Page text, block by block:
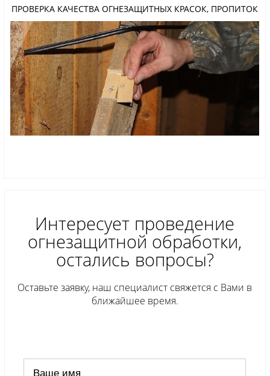
ПРОВЕРКА КАЧЕСТВА ОГНЕЗАЩИТНЫХ КРАСОК, ПРОПИТОК
Интересует проведение
огнезащитной обработки,
остались вопросы?
Оставьте заявку, наш специалист свяжется с Вами в
ближайшее время.